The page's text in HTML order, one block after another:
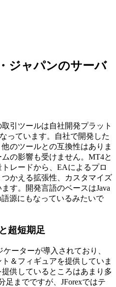
ジャパンのサーバ
引ツールは自社開発プラット
っています。自社で開発した
のツールとの互換性はありま
の影響も受けません。MT4と
レードから、EAによるプロ
かえる拡張性、カスタマイズ
す。開発言語のベースはJava
源にもなっているみたいで
超短期足
ーターが導入されており、
＆フィギュアを提供していま
供しているところはあまり多
足までですが、JForexではテ